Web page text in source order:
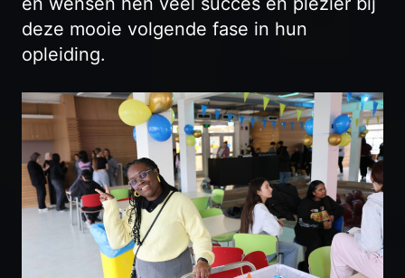
deze mooie volgende fase in hun
opleiding.